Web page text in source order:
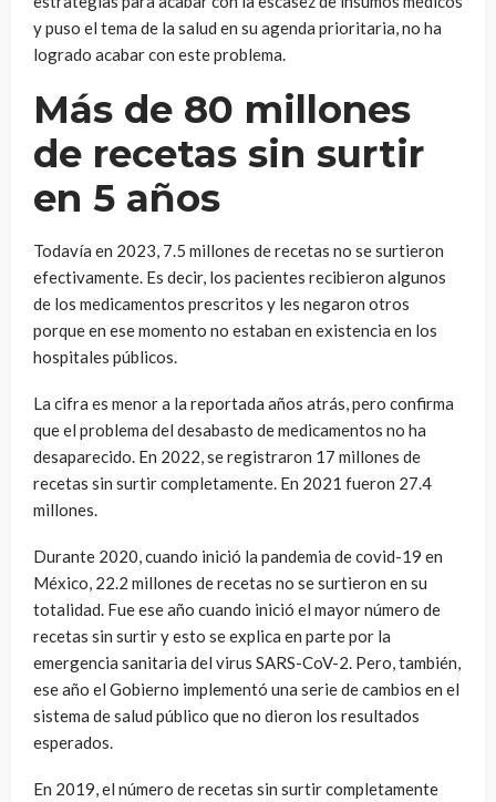
y puso el tema de la salud en su agenda prioritaria, no ha
logrado acabar con este problema.
Más de 80 millones
de recetas sin surtir
en 5 años
Todavía en 2023, 7.5 millones de recetas no se surtieron
efectivamente. Es decir, los pacientes recibieron algunos
de los medicamentos prescritos y les negaron otros
porque en ese momento no estaban en existencia en los
hospitales públicos.
La cifra es menor a la reportada años atrás, pero confirma
que el problema del desabasto de medicamentos no ha
desaparecido. En 2022, se registraron 17 millones de
recetas sin surtir completamente. En 2021 fueron 27.4
millones.
Durante 2020, cuando inició la pandemia de covid-19 en
México, 22.2 millones de recetas no se surtieron en su
totalidad. Fue ese año cuando inició el mayor número de
recetas sin surtir y esto se explica en parte por la
emergencia sanitaria del virus SARS-CoV-2. Pero, también,
ese año el Gobierno implementó una serie de cambios en el
sistema de salud público que no dieron los resultados
esperados.
En 2019, el número de recetas sin surtir completamente